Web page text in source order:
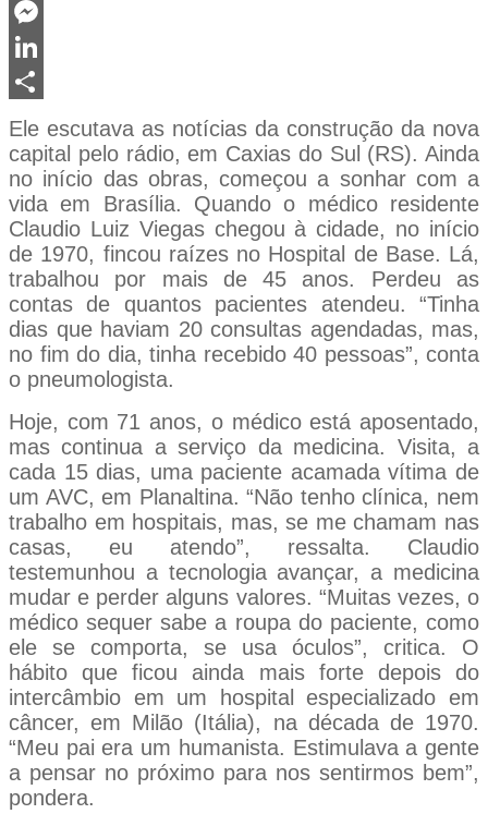
Twitter
Messenger
LinkedIn
Share
Ele escutava as notícias da construção da nova
capital pelo rádio, em Caxias do Sul (RS). Ainda
no início das obras, começou a sonhar com a
vida em Brasília. Quando o médico residente
Claudio Luiz Viegas chegou à cidade, no início
de 1970, fincou raízes no Hospital de Base. Lá,
trabalhou por mais de 45 anos. Perdeu as
contas de quantos pacientes atendeu. “Tinha
dias que haviam 20 consultas agendadas, mas,
no fim do dia, tinha recebido 40 pessoas”, conta
o pneumologista.
Hoje, com 71 anos, o médico está aposentado,
mas continua a serviço da medicina. Visita, a
cada 15 dias, uma paciente acamada vítima de
um AVC, em Planaltina. “Não tenho clínica, nem
trabalho em hospitais, mas, se me chamam nas
casas, eu atendo”, ressalta. Claudio
testemunhou a tecnologia avançar, a medicina
mudar e perder alguns valores. “Muitas vezes, o
médico sequer sabe a roupa do paciente, como
ele se comporta, se usa óculos”, critica. O
hábito que ficou ainda mais forte depois do
intercâmbio em um hospital especializado em
câncer, em Milão (Itália), na década de 1970.
“Meu pai era um humanista. Estimulava a gente
a pensar no próximo para nos sentirmos bem”,
pondera.